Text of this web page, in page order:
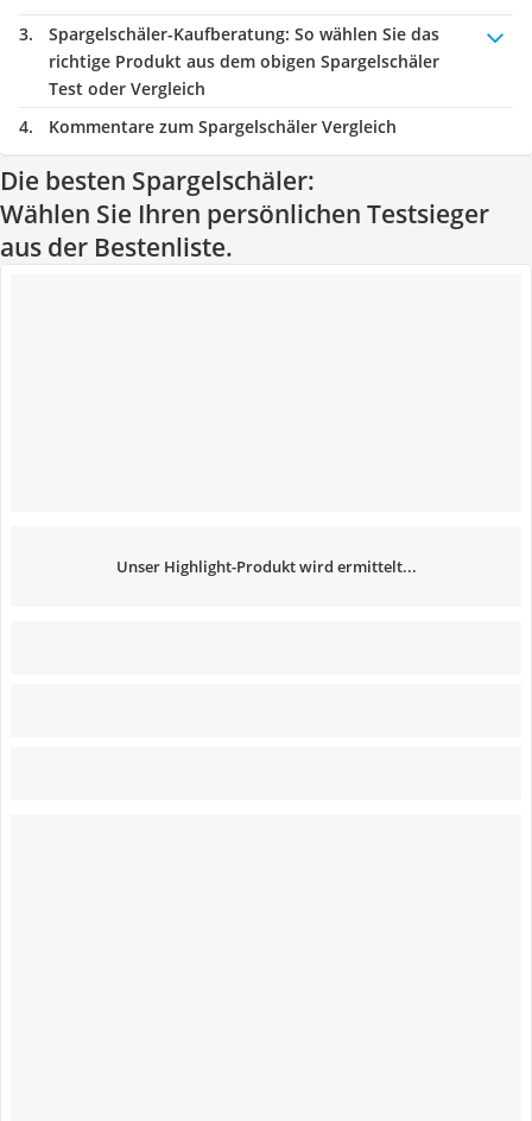
Spargelschäler-Kaufberatung: So wählen Sie das
richtige Produkt aus dem obigen Spargelschäler
Test oder Vergleich
Kommentare zum Spargelschäler Vergleich
Die besten Spargelschäler:
Wählen Sie Ihren persönlichen Testsieger
aus der Bestenliste.
Unser Highlight-Produkt wird ermittelt...